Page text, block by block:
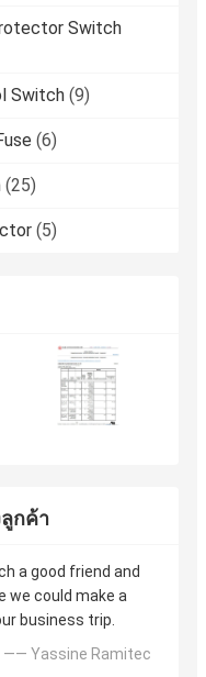
Switch
Switch (9)
(6)
(25)
(5)
กค้า
a good friend and
we could make a
business trip.
—— Yassine Ramitec